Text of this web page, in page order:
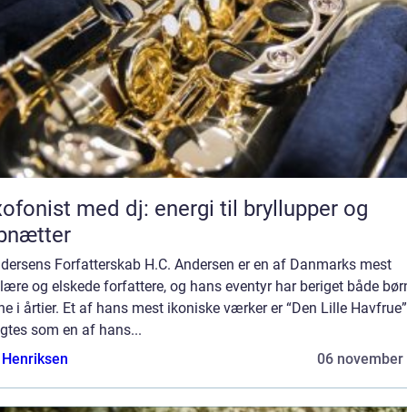
med dj: energi til bryllupper og
Forfatterskab H.C. Andersen er en af Danmarks mest
og elskede forfattere, og hans eventyr har beriget både
i årtier. Et af hans mest ikoniske værker er “Den Lille
som en af hans...
06 november